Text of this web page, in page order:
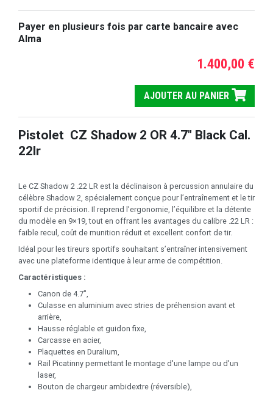
Payer en plusieurs fois par carte bancaire avec
Alma
1.400,00 €
AJOUTER AU PANIER
Pistolet CZ Shadow 2 OR 4.7" Black Cal.
22lr
Le CZ Shadow 2 .22 LR est la déclinaison à percussion annulaire du
célèbre Shadow 2, spécialement conçue pour l’entraînement et le tir
sportif de précision. Il reprend l’ergonomie, l’équilibre et la détente
du modèle en 9×19, tout en offrant les avantages du calibre .22 LR :
faible recul, coût de munition réduit et excellent confort de tir.
Idéal pour les tireurs sportifs souhaitant s’entraîner intensivement
avec une plateforme identique à leur arme de compétition.
Caractéristiques :
Canon de 4.7",
Culasse en aluminium avec stries de préhension avant et
arrière,
Hausse réglable et guidon fixe,
Carcasse en acier,
Plaquettes en Duralium,
Rail Picatinny permettant le montage d'une lampe ou d'un
laser,
Bouton de chargeur ambidextre (réversible),